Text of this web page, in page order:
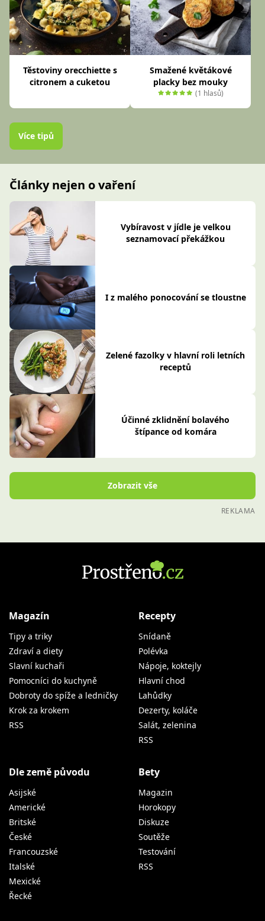
Těstoviny orecchiette s
citronem a cuketou
Smažené květákové
placky bez mouky
(1 hlasů)
Více tipů
Články nejen o vaření
Vybíravost v jídle je velkou
seznamovací překážkou
I z malého ponocování se tloustne
Zelené fazolky v hlavní roli letních
receptů
Účinné zklidnění bolavého
štípance od komára
Zobrazit vše
REKLAMA
Magazín
Tipy a triky
Zdraví a diety
Slavní kuchaři
Pomocníci do kuchyně
Dobroty do spíže a ledničky
Krok za krokem
RSS
Recepty
Snídaně
Polévka
Nápoje, koktejly
Hlavní chod
Lahůdky
Dezerty, koláče
Salát, zelenina
RSS
Dle země původu
Asijské
Americké
Britské
České
Francouzské
Italské
Mexické
Řecké
Bety
Magazin
Horokopy
Diskuze
Soutěže
Testování
RSS